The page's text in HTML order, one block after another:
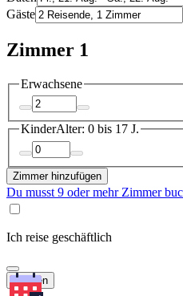
Gäste
Zimmer 1
Erwachsene
KinderAlter: 0 bis 17 J.
Zimmer hinzufügen
Du musst 9 oder mehr Zimmer
Ich reise geschäftlich
Suchen